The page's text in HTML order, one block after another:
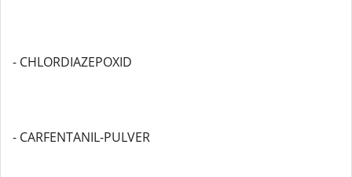
- CHLORDIAZEPOXID
- CARFENTANIL-PULVER